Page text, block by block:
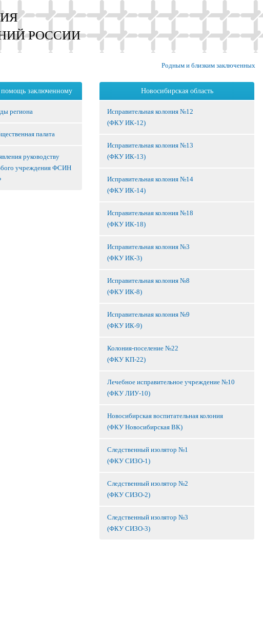
РОССИИ
Родным и близким заключенных
заключенному
региона
палата
руководству
учреждения ФСИН
Новосибирская область
Исправительная колония №12
(ФКУ ИК-12)
Исправительная колония №13
(ФКУ ИК-13)
Исправительная колония №14
(ФКУ ИК-14)
Исправительная колония №18
(ФКУ ИК-18)
Исправительная колония №3
(ФКУ ИК-3)
Исправительная колония №8
(ФКУ ИК-8)
Исправительная колония №9
(ФКУ ИК-9)
Колония-поселение №22
(ФКУ КП-22)
Лечебное исправительное учреждение №10
(ФКУ ЛИУ-10)
Новосибирская воспитательная колония
(ФКУ Новосибирская ВК)
Следственный изолятор №1
(ФКУ СИЗО-1)
Следственный изолятор №2
(ФКУ СИЗО-2)
Следственный изолятор №3
(ФКУ СИЗО-3)